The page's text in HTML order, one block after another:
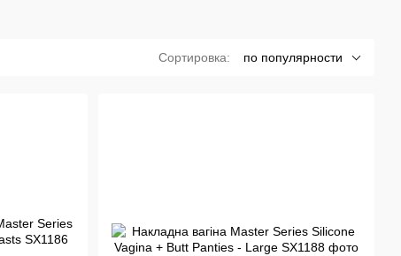
Сортировка: по популярности